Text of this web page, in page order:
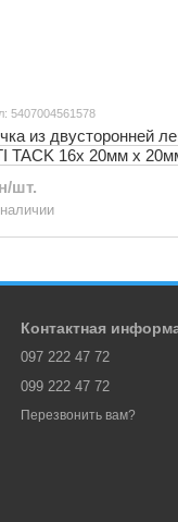
5407004561578
из двусторонней
TACK 16х 20мм х
шт.
Контактная
097 222 47 72
099 222 47 72
Перезвонить вам?